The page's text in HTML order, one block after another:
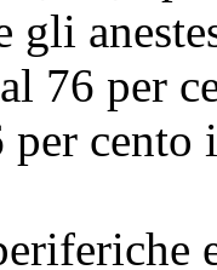
76 per
per